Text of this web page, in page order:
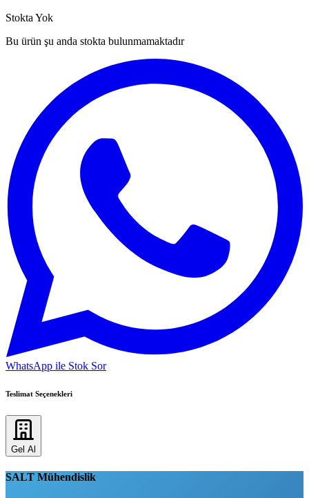
Stokta Yok
Bu ürün şu anda stokta bulunmamaktadır
WhatsApp ile Stok Sor
Teslimat Seçenekleri
Gel Al
SALT Mühendislik